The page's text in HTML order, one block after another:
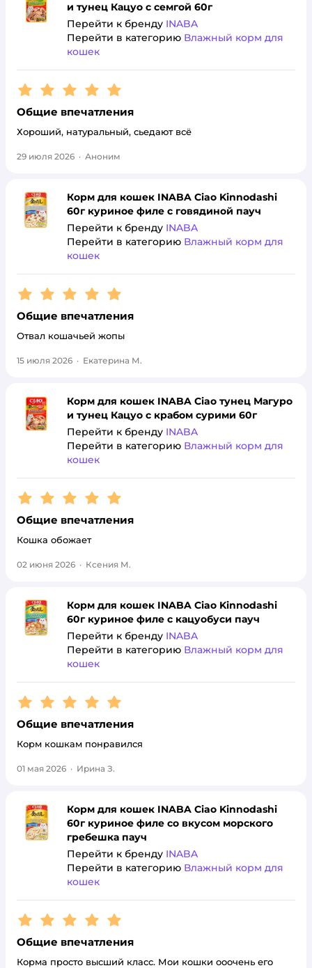
и тунец Кацуо с семгой 60г
Перейти к бренду INABA
Перейти в категорию Влажный корм для
кошек
Рейтинг:5
Общие впечатления
Хороший, натуральный, сьедают всё
29 июля 2026 · Аноним
Корм для кошек INABA Ciao Kinnodashi
60г куриное филе с говядиной пауч
Перейти к бренду INABA
Перейти в категорию Влажный корм для
кошек
Рейтинг:5
Общие впечатления
Отвал кошачьей жопы
15 июля 2026 · Екатерина М.
Корм для кошек INABA Ciao тунец Магуро
и тунец Кацуо с крабом сурими 60г
Перейти к бренду INABA
Перейти в категорию Влажный корм для
кошек
Рейтинг:5
Общие впечатления
Кошка обожает
02 июня 2026 · Ксения М.
Корм для кошек INABA Ciao Kinnodashi
60г куриное филе с кацуобуси пауч
Перейти к бренду INABA
Перейти в категорию Влажный корм для
кошек
Рейтинг:5
Общие впечатления
Корм кошкам понравился
01 мая 2026 · Ирина З.
Корм для кошек INABA Ciao Kinnodashi
60г куриное филе со вкусом морского
гребешка пауч
Перейти к бренду INABA
Перейти в категорию Влажный корм для
кошек
Рейтинг:5
Общие впечатления
Корма просто высший класс. Мои кошки ооочень его